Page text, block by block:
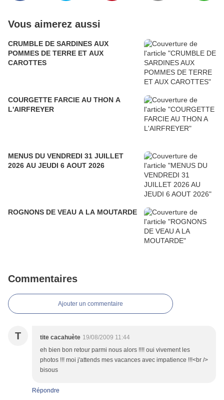
Vous aimerez aussi
CRUMBLE DE SARDINES AUX
POMMES DE TERRE ET AUX
CAROTTES
COURGETTE FARCIE AU THON A
L'AIRFREYER
MENUS DU VENDREDI 31 JUILLET
2026 AU JEUDI 6 AOUT 2026
ROGNONS DE VEAU A LA MOUTARDE
Commentaires
Ajouter un commentaire
T tite cacahuète 19/08/2009 11:44
eh bien bon retour parmi nous alors !!!! oui vivement les
photos !!! moi j'attends mes vacances avec impatience !!!<br />
bisous
Répondre